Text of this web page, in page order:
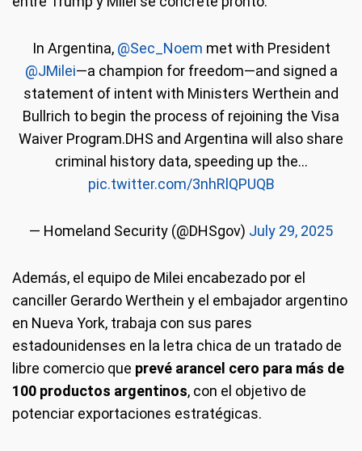
In Argentina, @Sec_Noem met with President
@JMilei—a champion for freedom—and signed a
statement of intent with Ministers Werthein and
Bullrich to begin the process of rejoining the Visa
Waiver Program.DHS and Argentina will also share
criminal history data, speeding up the…
pic.twitter.com/3nhRlQPUQB
— Homeland Security (@DHSgov) July 29, 2025
Además, el equipo de Milei encabezado por el
canciller Gerardo Werthein y el embajador argentino
en Nueva York, trabaja con sus pares
estadounidenses en la letra chica de un tratado de
libre comercio que prevé arancel cero para más de
100 productos argentinos, con el objetivo de
potenciar exportaciones estratégicas.